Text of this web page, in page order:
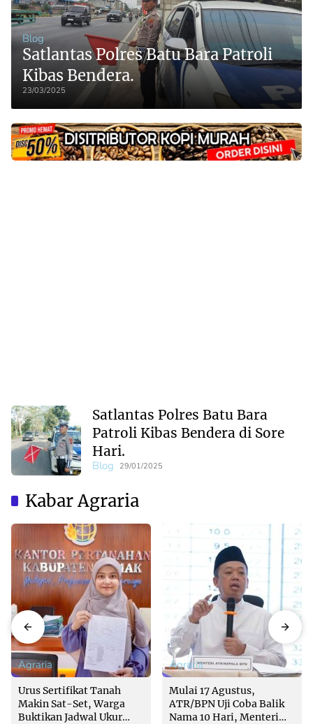
Blog
Satlantas Polres Batu Bara Patroli
Kibas Bendera.
23/03/2025
Satlantas Polres Batu Bara
Patroli Kibas Bendera di Sore
Hari.
Blog 29/01/2025
Kabar Agraria
Agraria
Urus Sertifikat Tanah
Makin Sat-Set, Warga
Buktikan Jadwal Ukur
Agraria
Mulai 17 Agustus,
ATR/BPN Uji Coba Balik
Nama 10 Hari, Menteri